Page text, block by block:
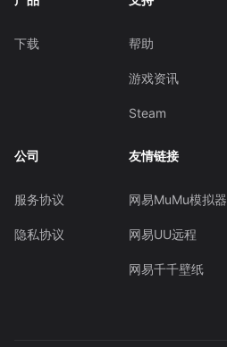
下载 帮助
游戏资讯
Steam
公司
服务协议
隐私协议
友情链接
网易MuMu模拟器
网易UU远程
网易千千壁纸